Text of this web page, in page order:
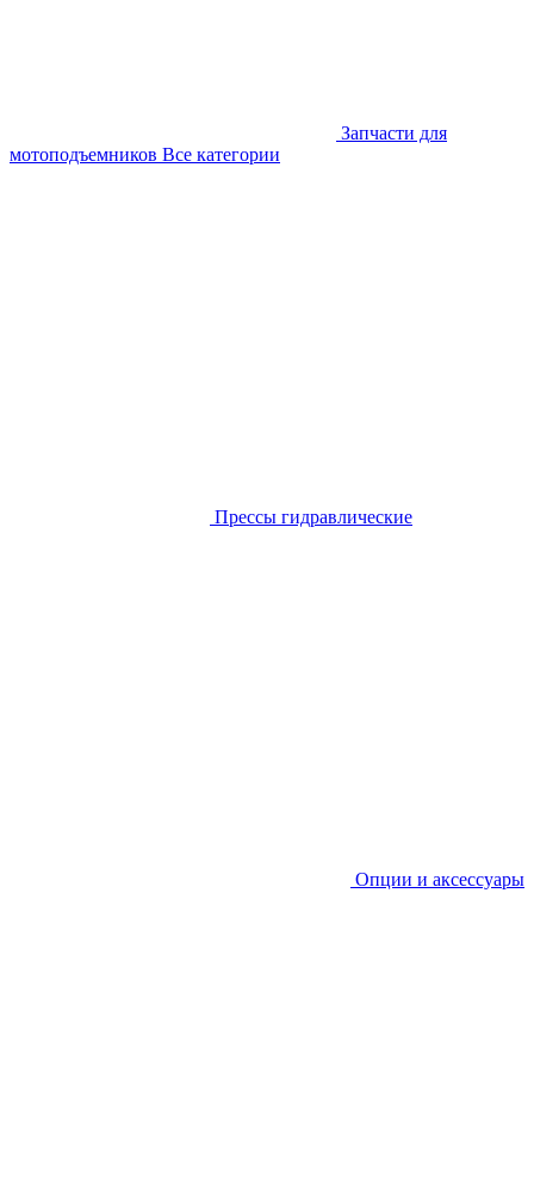
Запчасти для
мотоподъемников Все категории
Прессы гидравлические
Опции и аксессуары